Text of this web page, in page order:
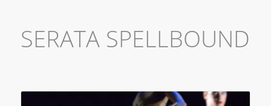
SERATA SPELLBOUND